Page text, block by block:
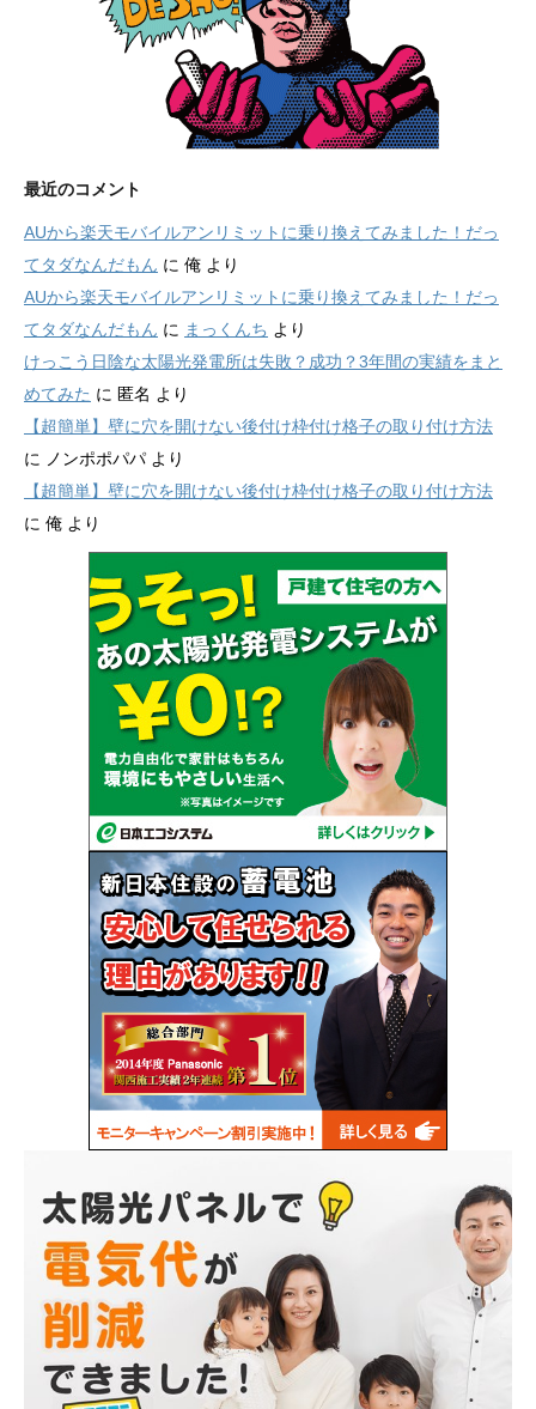
最近のコメント
AUから楽天モバイルアンリミットに乗り換えてみました！だっ
てタダなんだもん に 俺 より
AUから楽天モバイルアンリミットに乗り換えてみました！だっ
てタダなんだもん に まっくんち より
けっこう日陰な太陽光発電所は失敗？成功？3年間の実績をまと
めてみた に 匿名 より
【超簡単】壁に穴を開けない後付け枠付け格子の取り付け方法
に
ノンポポパパ より
【超簡単】壁に穴を開けない後付け枠付け格子の取り付け方法
に 俺 より